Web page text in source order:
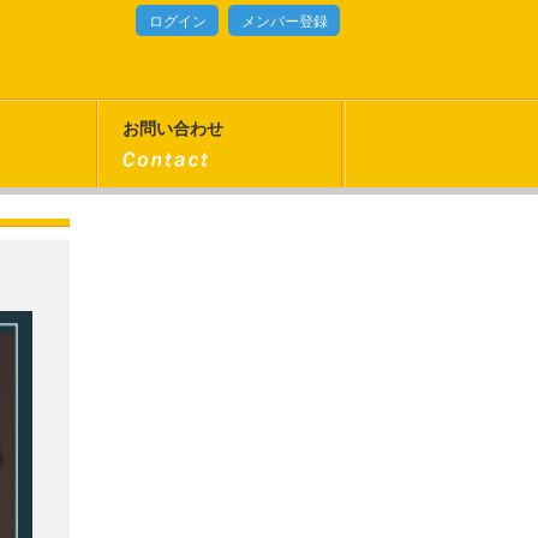
ログイン メンバー登録
お問い合わせ